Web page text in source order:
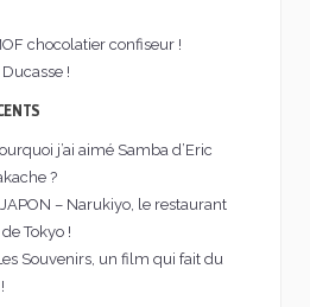
chocolatier confiseur !
!
j’ai aimé Samba d’Eric
?
JAPON – Narukiyo, le restaurant
Tokyo !
Souvenirs, un film qui fait du